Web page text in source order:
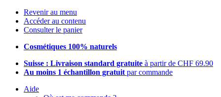
Revenir au menu
Accéder au contenu
Consulter le panier
Cosmétiques 100% naturels
Suisse : Livraison standard gratuite à partir de CHF 69.90
Au moins 1 échantillon gratuit par commande
Aide